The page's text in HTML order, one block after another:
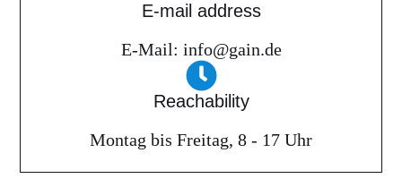
E-mail address
E-Mail: info@gain.de
Reachability
Montag bis Freitag, 8 - 17 Uhr